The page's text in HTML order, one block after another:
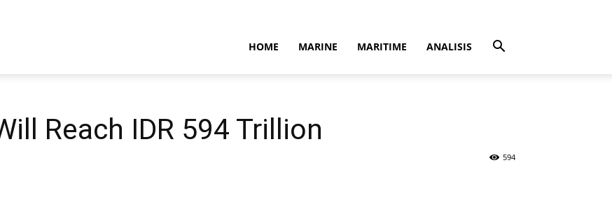
HOME MARINE MARITIME ANALISIS
Reach IDR 594 Trillion
594